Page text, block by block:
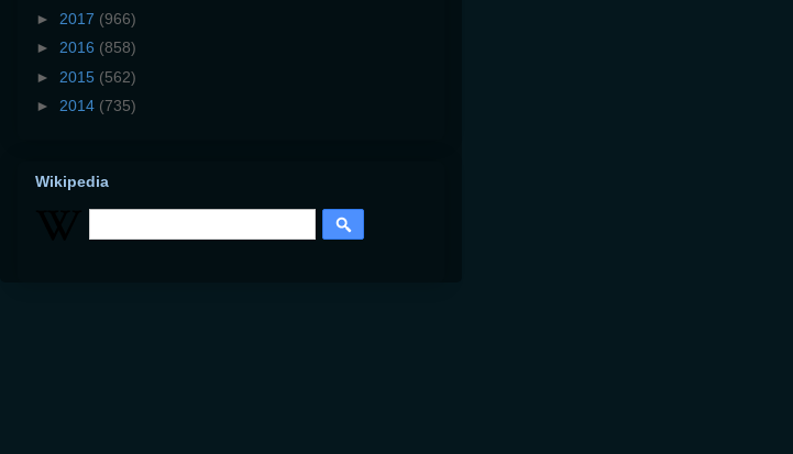
► 2017 (966)
► 2016 (858)
► 2015 (562)
► 2014 (735)
Wikipedia